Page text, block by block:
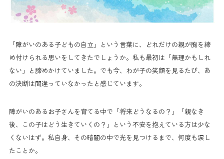
「障がいのある子どもの自立」という言葉に、どれだけの親が胸を締
め付けられる思いをしてきたでしょうか。私も最初は「無理かもしれ
ない」と諦めかけていました。でも今、わが子の笑顔を見るたび、あ
の決断は間違っていなかったと感じています。
障がいのあるお子さんを育てる中で「将来どうなるの？」「親なき
後、この子はどう生きていくの？」という不安を抱えている方は少な
くないはず。私自身、その暗闇の中で光を見つけるまで、何度も涙し
たことか。